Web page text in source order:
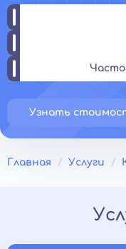
Узнать
Главная Услуги